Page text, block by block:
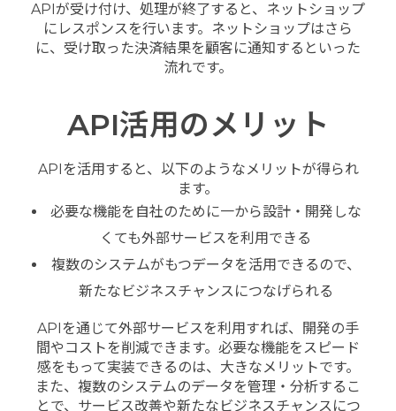
APIが受け付け、処理が終了すると、ネットショップ
にレスポンスを行います。ネットショップはさら
に、受け取った決済結果を顧客に通知するといった
流れです。
API活用のメリット
APIを活用すると、以下のようなメリットが得られ
ます。
必要な機能を自社のために一から設計・開発しな
くても外部サービスを利用できる
複数のシステムがもつデータを活用できるので、
新たなビジネスチャンスにつなげられる
APIを通じて外部サービスを利用すれば、開発の手
間やコストを削減できます。必要な機能をスピード
感をもって実装できるのは、大きなメリットです。
また、複数のシステムのデータを管理・分析するこ
とで、サービス改善や新たなビジネスチャンスにつ